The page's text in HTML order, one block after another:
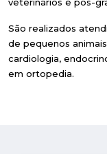
São realizados
de pequenos
cardiologia,
em ortopedia.